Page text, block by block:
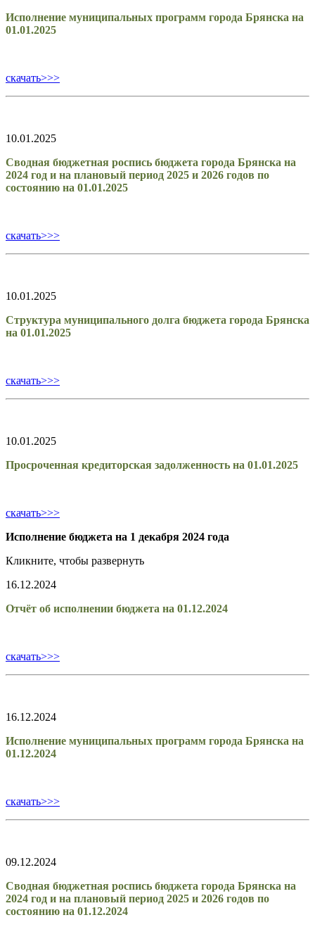
Исполнение муниципальных программ города Брянска на
01.01.2025
скачать>>>
10.01.2025
Сводная бюджетная роспись бюджета города Брянска на
2024 год и на плановый период 2025 и 2026 годов по
состоянию на 01.01.2025
скачать>>>
10.01.2025
Структура муниципального долга бюджета города Брянска
на 01.01.2025
скачать>>>
10.01.2025
Просроченная кредиторская задолженность на 01.01.2025
скачать>>>
Исполнение бюджета на 1 декабря 2024 года
Кликните, чтобы развернуть
16.12.2024
Отчёт об исполнении бюджета на 01.12.2024
скачать>>>
16.12.2024
Исполнение муниципальных программ города Брянска на
01.12.2024
скачать>>>
09.12.2024
Сводная бюджетная роспись бюджета города Брянска на
2024 год и на плановый период 2025 и 2026 годов по
состоянию на 01.12.2024